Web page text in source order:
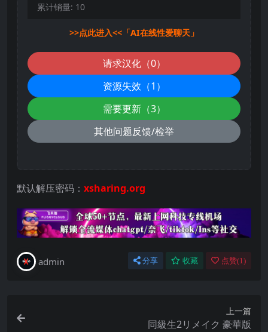
累计销量: 10
>>点此进入<<「AI在线性爱聊天」
请求汉化（0）
资源失效（1）
需要更新（3）
其他问题反馈/检举
默认解压密码： xsharing.org
admin 分享 收藏 点赞(1)
上一篇
同級生2リメイク 豪華版